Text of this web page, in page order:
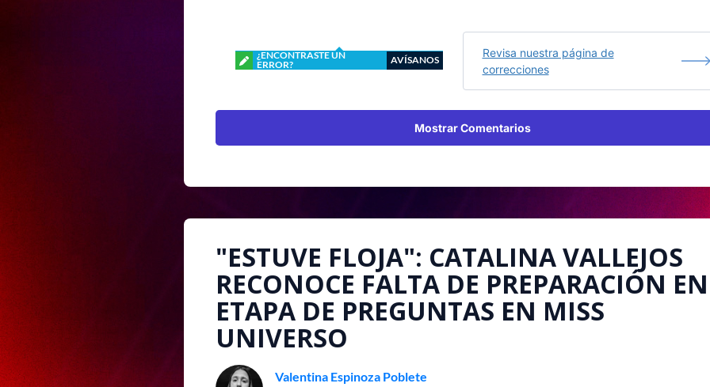
¿ENCONTRASTE UN
ERROR?
AVÍSANOS
Revisa nuestra página de
correcciones
Mostrar Comentarios
"ESTUVE FLOJA": CATALINA VALLEJOS
RECONOCE FALTA DE PREPARACIÓN EN
ETAPA DE PREGUNTAS EN MISS
UNIVERSO
Valentina Espinoza Poblete